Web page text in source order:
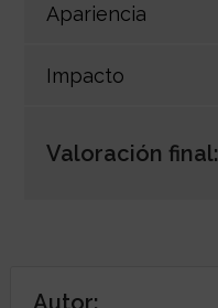
Apariencia
Impacto
Valoración final: